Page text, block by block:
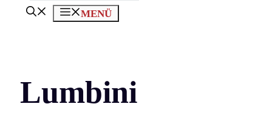
MENÜ
Lumbini